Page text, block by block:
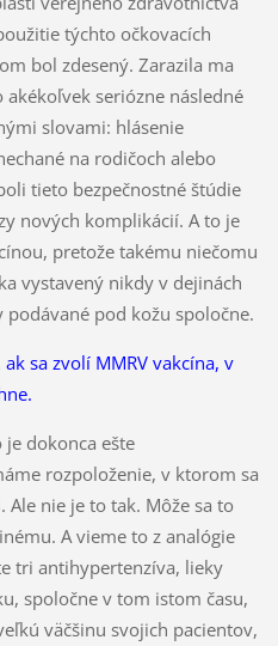
týchto očkovacích
bol zdesený. Zarazila ma
seriózne následné
slovami: hlásenie
na rodičoch alebo
tieto bezpečnostné štúdie
nových komplikácií. A to je
pretože takému niečomu
vystavený nikdy v dejinách
pod kožu spoločne.
sa zvolí MMRV vakcína, v
dokonca ešte
rozpoloženie, v ktorom sa
Ale nie je to tak. Môže sa to
A vieme to z analógie
tri antihypertenzíva, lieky
spoločne v tom istom času,
väčšinu svojich pacientov,